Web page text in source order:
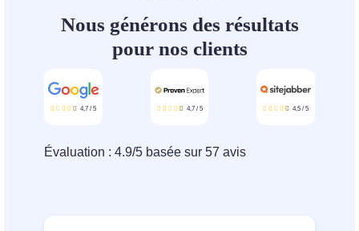
Nous générons des résultats
pour nos clients
4,7/ 5 4,7/ 5 4,5 /5
Évaluation : 4.9/5 basée sur 57 avis